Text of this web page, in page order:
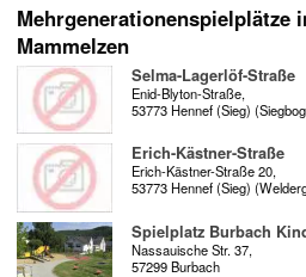
Mehrgenerationenspielplätze
Mammelzen
Selma-Lagerlöf-Straße
Enid-Blyton-Straße,
53773 Hennef (Sieg)
Erich-Kästner-Straße
Erich-Kästner-Straße 20,
53773 Hennef (Sieg)
Spielplatz Burbach
Nassauische Str. 37,
57299 Burbach